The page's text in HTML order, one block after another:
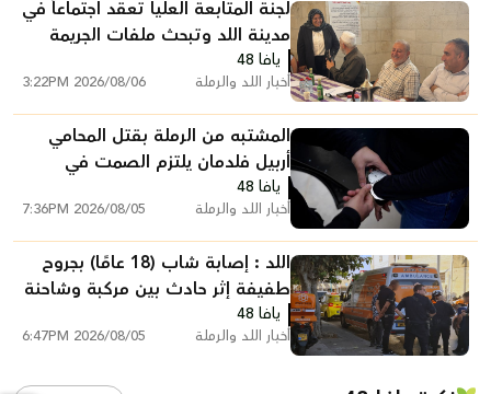
لجنة المتابعة العليا تعقد اجتماعاً في
مدينة اللد وتبحث ملفات الجريمة
والعنف
يافا 48
أخبار اللد والرملة 2026/08/06 3:22PM
المشتبه من الرملة بقتل المحامي
أربيل فلدمان يلتزم الصمت في
التحقيق ويقول: "أنا مريض نفسيًا"
يافا 48
أخبار اللد والرملة 2026/08/05 7:36PM
اللد : إصابة شاب (18 عامًا) بجروح
طفيفة إثر حادث بين مركبة وشاحنة
سحب
يافا 48
أخبار اللد والرملة 2026/08/05 6:47PM